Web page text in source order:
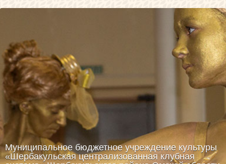
Муниципальное бюджетное учреждение культуры
«Шербакульская централизованная клубная